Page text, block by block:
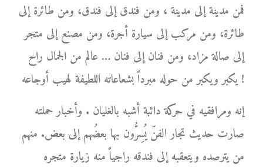
فمن مدينة إلى مدينة ، ومن فندق إلى فندق، ومن طائرة إلى
طائرة، ومن مركب إلى سيارة أجرة، ومن مصنع إلى متجر
إلى صالة مزاد، ومن فنان إلى فنان … عالم من الجمال راح
يكبر ويكبر من حوله مبرداً بشعاعاته اللطيفة لهيب أوجاعه !
إنه ومرافقيه في حركة دائبة أشبه بالغليان . وأخبار حملته
صارت حديث تجار الفنّ يُسِرُّون بها بعضُهم إلى بعض. منهم
من يترصده ويتعقبه إلى فندقه راجياً منه زيارة متجره